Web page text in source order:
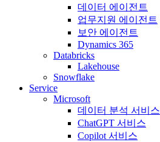
데이터 에이전트
업무지원 에이전트
보안 에이전트
Dynamics 365
Databricks
Lakehouse
Snowflake
Service
Microsoft
데이터 분석 서비스
ChatGPT 서비스
Copilot 서비스